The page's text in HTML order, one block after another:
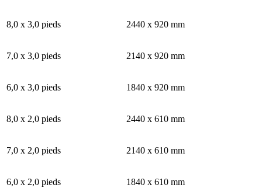
8,0 x 3,0 pieds 2440 x 920 mm
7,0 x 3,0 pieds 2140 x 920 mm
6,0 x 3,0 pieds 1840 x 920 mm
8,0 x 2,0 pieds 2440 x 610 mm
7,0 x 2,0 pieds 2140 x 610 mm
6,0 x 2,0 pieds 1840 x 610 mm